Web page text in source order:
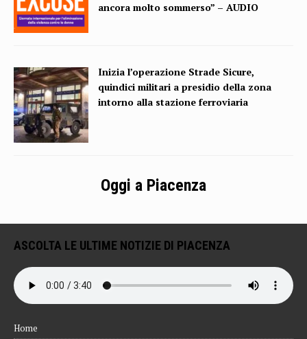
ancora molto sommerso” – AUDIO
Inizia l’operazione Strade Sicure,
quindici militari a presidio della zona
intorno alla stazione ferroviaria
Oggi a Piacenza
ASCOLTA LE ULTIME NOTIZIE DI PIACENZA
Home